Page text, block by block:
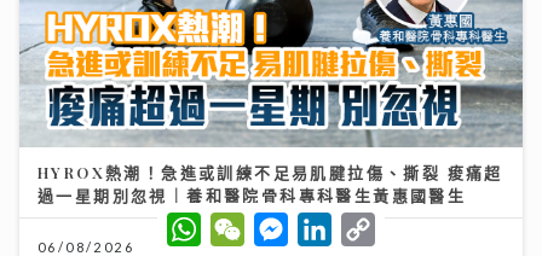
HYROX熱潮！急進或訓練不足易肌腱拉傷、撕裂 痠痛超
過一星期別忽視｜養和醫院骨科專科醫生黃惠國醫生
06/08/2026
W
h
W
e
M
e
L
C